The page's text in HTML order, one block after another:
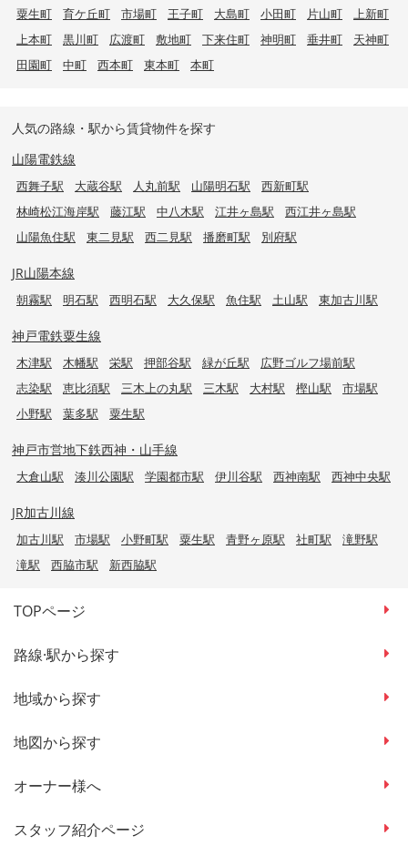
粟生町 育ケ丘町 市場町 王子町 大島町 小田町 片山町
上新町
上本町
黒川町 広渡町 敷地町 下来住町 神明町 垂井町
天神町
田園町
中町 西本町 東本町 本町
人気の路線・駅から賃貸物件を探す
山陽電鉄線
西舞子駅 大蔵谷駅 人丸前駅 山陽明石駅
西新町駅
林崎松江海岸駅
藤江駅 中八木駅 江井ヶ島駅
西江井ヶ島駅
山陽魚住駅
東二見駅 西二見駅 播磨町駅 別府駅
JR山陽本線
朝霧駅 明石駅 西明石駅 大久保駅 魚住駅 土山駅 東加古川駅
神戸電鉄粟生線
木津駅 木幡駅 栄駅 押部谷駅 緑が丘駅
広野ゴルフ場前駅
志染駅
恵比須駅 三木上の丸駅 三木駅 大村駅 樫山駅
市場駅
小野駅
葉多駅 粟生駅
神戸市営地下鉄西神・山手線
大倉山駅 湊川公園駅 学園都市駅 伊川谷駅 西神南駅 西神中央駅
JR加古川線
加古川駅 市場駅 小野町駅 粟生駅 青野ヶ原駅 社町駅
滝野駅
滝駅
西脇市駅 新西脇駅
TOPページ
路線·駅から探す
地域から探す
地図から探す
オーナー様へ
スタッフ紹介ページ